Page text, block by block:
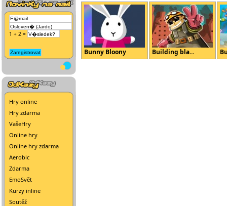
1 + 2 =
Hry online
Hry zdarma
VašeHry
Online hry
Online hry zdarma
Aerobic
Zdarma
EmoSvět
Kurzy inline
Soutěž
Bunny Bloony Building bla...